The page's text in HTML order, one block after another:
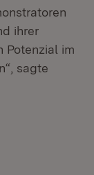
ihrer
Potenzial im
sagte